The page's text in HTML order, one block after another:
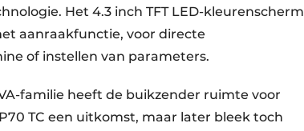
Het 4.3 inch TFT LED-kleurenscherm
aanraakfunctie, voor directe
of instellen van parameters.
familie heeft de buikzender ruimte voor
TC een uitkomst, maar later bleek toch